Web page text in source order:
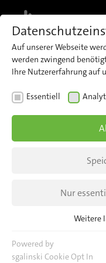
Erfahren Sie, wie
und
verbessert.
FLOTTEN-, GERÄTE- UND
Auf unserer Webseite
werden zwingend
Ihre Nutzererfahrung auf
Essentiell
Nur
Essentielle Cookies
Webseite benötigt.
Weitere
Powered by
sgalinski Cookie Opt In